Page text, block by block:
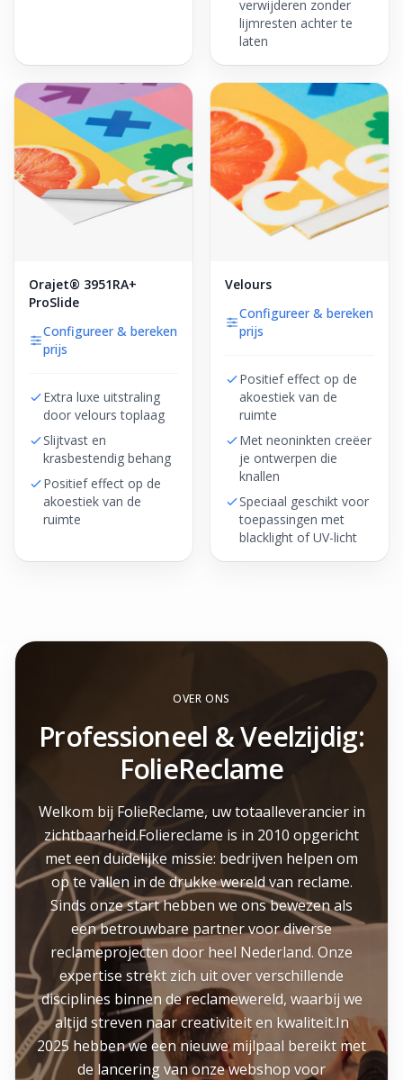
verwijderen zonder
lijmresten achter te
laten
Orajet® 3951RA+
ProSlide
Configureer & bereken
prijs
Extra luxe uitstraling
door velours toplaag
Slijtvast en
krasbestendig behang
Positief effect op de
akoestiek van de
ruimte
Velours
Configureer & bereken
prijs
Positief effect op de
akoestiek van de
ruimte
Met neoninkten creëer
je ontwerpen die
knallen
Speciaal geschikt voor
toepassingen met
blacklight of UV-licht
OVER ONS
Professioneel & Veelzijdig:
FolieReclame
Welkom bij FolieReclame, uw totaalleverancier in
zichtbaarheid.Foliereclame is in 2010 opgericht
met een duidelijke missie: bedrijven helpen om
op te vallen in de drukke wereld van reclame.
Sinds onze start hebben we ons bewezen als
een betrouwbare partner voor diverse
reclameprojecten door heel Nederland. Onze
expertise strekt zich uit over verschillende
disciplines binnen de reclamewereld, waarbij we
altijd streven naar creativiteit en kwaliteit.In
2025 hebben we een nieuwe mijlpaal bereikt met
de lancering van onze webshop voor